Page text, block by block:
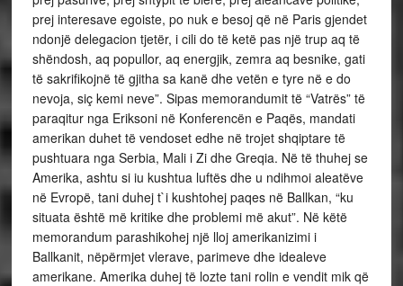
prej interesave egoiste, po nuk e besoj që në Paris gjendet
ndonjë delegacion tjetër, i cili do të ketë pas një trup aq të
shëndosh, aq popullor, aq energjik, zemra aq besnike, gati
të sakrifikojnë të gjitha sa kanë dhe vetën e tyre në e do
nevoja, siç kemi neve”. Sipas memorandumit të “Vatrës” të
paraqitur nga Eriksoni në Konferencën e Paqës, mandati
amerikan duhet të vendoset edhe në trojet shqiptare të
pushtuara nga Serbia, Mali i Zi dhe Greqia. Në të thuhej se
Amerika, ashtu si iu kushtua luftës dhe u ndihmoi aleatëve
në Evropë, tani duhej t`i kushtohej paqes në Ballkan, “ku
situata është më kritike dhe problemi më akut”. Në këtë
memorandum parashikohej një lloj amerikanizimi i
Ballkanit, nëpërmjet vlerave, parimeve dhe idealeve
amerikane. Amerika duhej të lozte tani rolin e vendit mik që